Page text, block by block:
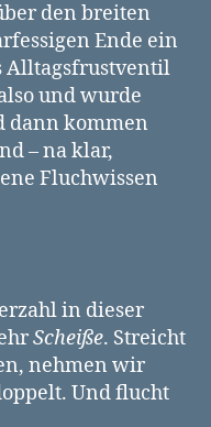
den breiten
Ende ein
Alltagsfrustventil
und wurde
dann kommen
– na klar,
Fluchwissen
in dieser
Scheiße. Streicht
nehmen wir
Und flucht